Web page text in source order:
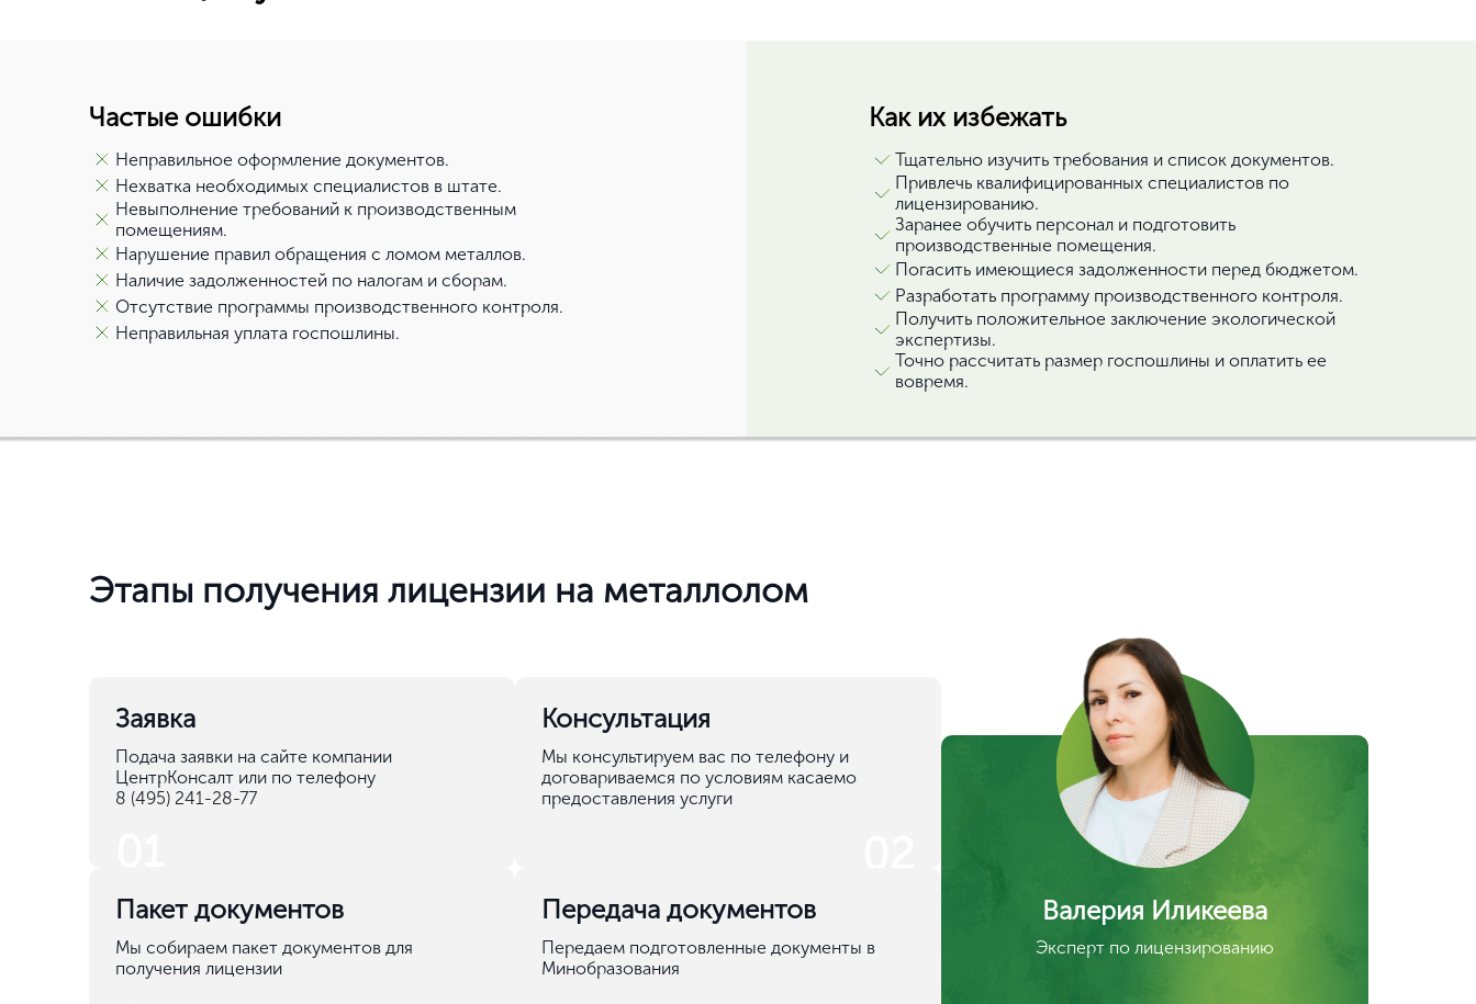
Основные моменты получения лицензии лом металла
Требования
Наличие производственных помещений, оборудования и транспорта для
Специально обученный персонал (прессовщики, дозиметристы, контролеры и
Соблюдение правил безопасности при обращении с ломом металлов.
Отсутствие задолженностей по налогам и сборам.
Частые ошибки
Нарушение правил обращения с ломом металлов.
Наличие задолженностей по налогам и сборам.
Отсутствие программы производственного контроля.
Как их избежать
Тщательно изучить требования и список документов.
Привлечь квалифицированных специалистов по
производственные помещения.
Погасить имеющиеся задолженности перед бюджетом.
Разработать программу производственного контроля.